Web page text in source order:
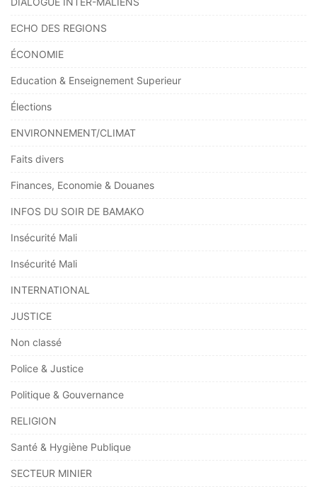
ECHO DES REGIONS
ÉCONOMIE
Education & Enseignement Superieur
Élections
ENVIRONNEMENT/CLIMAT
Faits divers
Finances, Economie & Douanes
INFOS DU SOIR DE BAMAKO
Insécurité Mali
Insécurité Mali
INTERNATIONAL
JUSTICE
Non classé
Police & Justice
Politique & Gouvernance
RELIGION
Santé & Hygiène Publique
SECTEUR MINIER